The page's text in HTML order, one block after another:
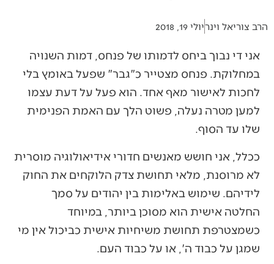
הרב צוריאל וינריולי 19, 2018
אני די נבוך ביחס לדמותו של פנחס, דמות השנויה
במחלוקת. פנחס מצטייר כ"גבר" שפעל באומץ בלי
לחכות לאישור מאף אחד. הוא פעל על דעת עצמו
למען מטרה נעלה, פשוט הלך עם האמת הפנימית
שלו עד הסוף.
ככלל, אני חושש מאנשים חדורי אידיאולוגיה מוסרית
לא מרוסנת, מלאי תחושת צדק הלוקחים את החוק
לידיהם. שימוש באלימות בין יהודים על סמך
החלטה אישית הוא מסוכן ביותר, במיוחד
כשמצטרפת תחושת משיחיות אישית כביכול אין מי
שמגן על כבוד ה', או על כבוד העם.